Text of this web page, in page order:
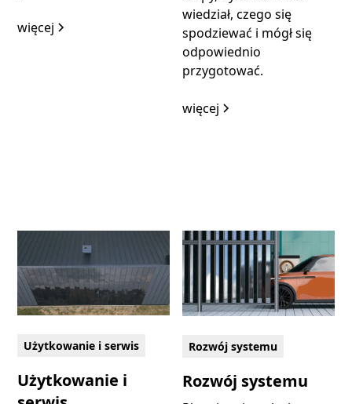
więcej
wiedział, czego się
spodziewać i mógł się
odpowiednio
przygotować.
więcej
Użytkowanie i serwis
Użytkowanie i
Rozwój systemu
Rozwój systemu